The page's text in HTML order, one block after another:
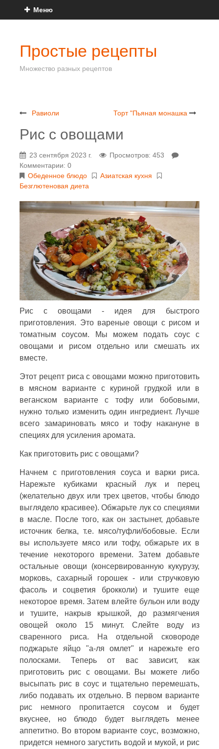
Меню
Простые рецепты
Множество разных рецептов
Равиоли Торт "Пьяная монашка
Рис с овощами
23 сентября 2023 г.
Просмотров: 453
Комментарии: 0
Обеденное блюдо
Азиатская кухня
Безглютеновая диета
Рис с овощами - идея для быстрого
приготовления. Это вареные овощи с рисом и
томатным соусом. Мы можем подать соус с
овощами и рисом отдельно или смешать их
вместе.
Этот рецепт риса с овощами можно приготовить
в мясном варианте с куриной грудкой или в
веганском варианте с тофу или бобовыми,
нужно только изменить один ингредиент. Лучше
всего замариновать мясо и тофу накануне в
специях для усиления аромата.
Как приготовить рис с овощами?
Начнем с приготовления соуса и варки риса.
Нарежьте кубиками красный лук и перец
(желательно двух или трех цветов, чтобы блюдо
выглядело красивее). Обжарьте лук со специями
в масле. После того, как он застынет, добавьте
источник белка, т.е. мясо/туфли/бобовые. Если
вы используете мясо или тофу, обжарьте их в
течение некоторого времени. Затем добавьте
остальные овощи (консервированную кукурузу,
морковь, сахарный горошек - или стручковую
фасоль и соцветия брокколи) и тушите еще
некоторое время. Затем влейте бульон или воду
и тушите, накрыв крышкой, до размягчения
овощей около 15 минут. Слейте воду из
сваренного риса. На отдельной сковороде
поджарьте яйцо "а-ля омлет" и нарежьте его
полосками. Теперь от вас зависит, как
приготовить рис с овощами. Вы можете либо
высыпать рис в соус и тщательно перемешать,
либо подавать их отдельно. В первом варианте
рис немного пропитается соусом и будет
вкуснее, но блюдо будет выглядеть менее
аппетитно. Во втором варианте соус, возможно,
придется немного загустить водой и мукой, и рис